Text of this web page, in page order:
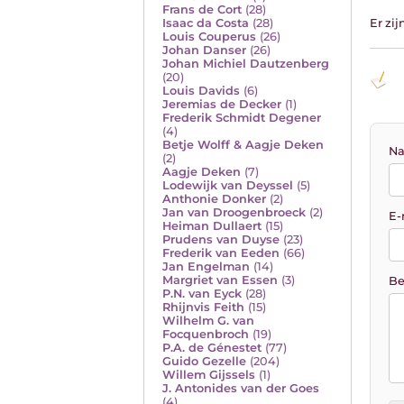
Frans de Cort (28)
Isaac da Costa (28)
Louis Couperus (26)
Johan Danser (26)
Johan Michiel Dautzenberg
(20)
Louis Davids (6)
Jeremias de Decker (1)
Frederik Schmidt Degener
(4)
Betje Wolff & Aagje Deken
(2)
Aagje Deken (7)
Lodewijk van Deyssel (5)
Anthonie Donker (2)
Jan van Droogenbroeck (2)
Heiman Dullaert (15)
Prudens van Duyse (23)
Frederik van Eeden (66)
Jan Engelman (14)
Margriet van Essen (3)
P.N. van Eyck (28)
Rhijnvis Feith (15)
Wilhelm G. van
Focquenbroch (19)
P.A. de Génestet (77)
Guido Gezelle (204)
Willem Gijssels (1)
J. Antonides van der Goes
Er